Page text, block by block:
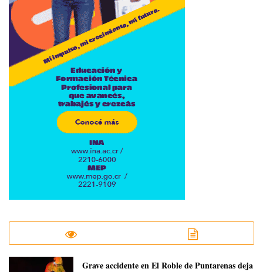
Grave accidente en El Roble de Puntarenas deja